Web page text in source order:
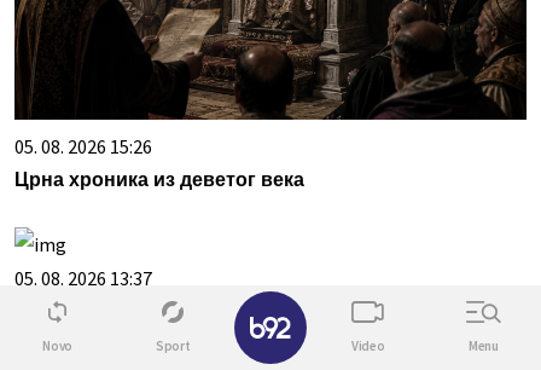
05. 08. 2026 15:26
Црна хроника из деветог века
05. 08. 2026 13:37
Отклоњен квар, нормализовано водоснабдевање
на "Фрагменту"
Novo Sport Video Menu
✕